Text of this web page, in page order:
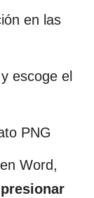
en las
escoge el
PNG
Word,